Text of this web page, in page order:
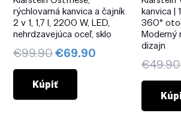
rýchlovarná kanvica a čajník
2 v 1, 1,7 l, 2200 W, LED,
nehrdzavejúca oceľ, sklo
€99.90Pôvodná
cena
bola:
€99.90.
€69.90 Aktuálna
Kúpiť
kanvica |
360°
Moderný
dizajn
€49.90